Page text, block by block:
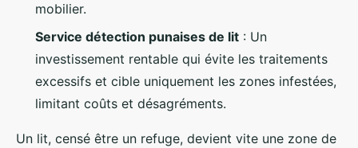
mobilier.
Service détection punaises de lit : Un
investissement rentable qui évite les traitements
excessifs et cible uniquement les zones infestées,
limitant coûts et désagréments.
Un lit, censé être un refuge, devient vite une zone de